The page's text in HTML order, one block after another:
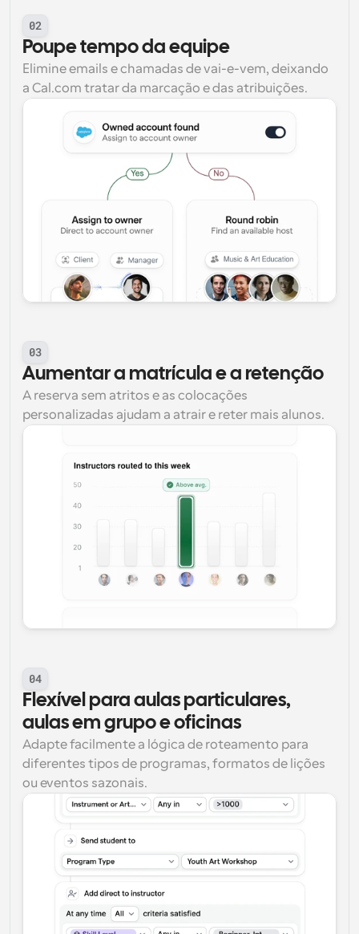
02
Poupe tempo da equipe
Elimine emails e chamadas de vai-e-vem, deixando
a Cal.com tratar da marcação e das atribuições.
03
Aumentar a matrícula e a retenção
A reserva sem atritos e as colocações
personalizadas ajudam a atrair e reter mais alunos.
04
Flexível para aulas particulares,
aulas em grupo e oficinas
Adapte facilmente a lógica de roteamento para
diferentes tipos de programas, formatos de lições
ou eventos sazonais.